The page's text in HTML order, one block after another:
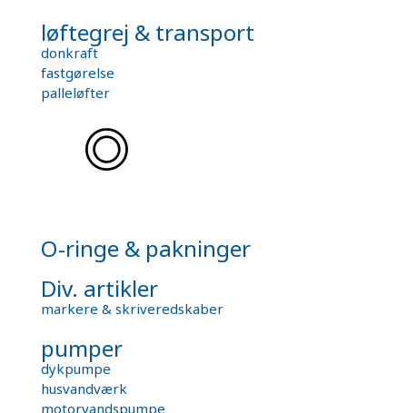
løftegrej & transport
donkraft
fastgørelse
palleløfter
O-ringe & pakninger
Div. artikler
markere & skriveredskaber
pumper
dykpumpe
husvandværk
motorvandspumpe